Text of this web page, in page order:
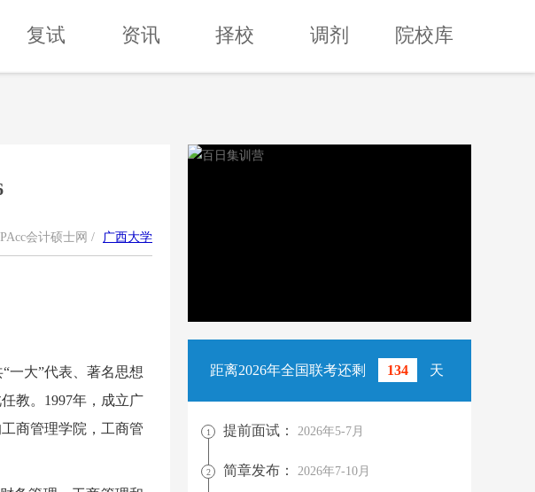
复试 资讯 择校 调剂 院校库
会计硕士网 / 广西大学
一大”代表、著名思想
教。1997年，成立广
商管理学院，工商管
距离2026年全国联考还剩 134 天
1 提前面试： 2026年5-7月
2 简章发布： 2026年7-10月